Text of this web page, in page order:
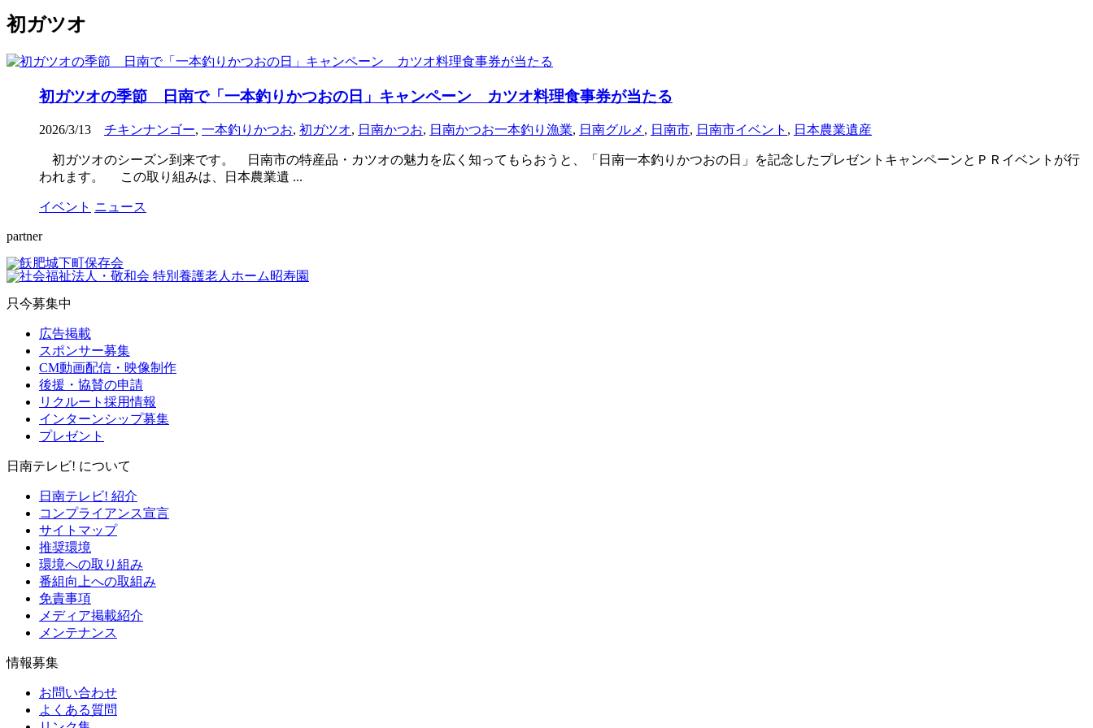
初ガツオ
初ガツオの季節 日南で「一本釣りかつおの日」キャンペーン カツオ料理食事券が当たる
2026/3/13 チキンナンゴー, 一本釣りかつお, 初ガツオ, 日南かつお, 日南かつお一本釣り漁業, 日南グルメ , 日南市, 日南市イベント , 日本農業遺産
初ガツオのシーズン到来です。 日南市の特産品・カツオの魅力を広く知ってもらおうと、「日南一本釣りかつおの日」を記念したプレゼントキャンペーンとＰＲイベントが行
われます。 この取り組みは、日本農業遺 ...
イベント ニュース
partner
只今募集中
広告掲載
スポンサー募集
CM動画配信・映像制作
後援・協賛の申請
リクルート採用情報
インターンシップ募集
プレゼント
日南テレビ! について
日南テレビ! 紹介
コンプライアンス宣言
サイトマップ
推奨環境
環境への取り組み
番組向上への取組み
免責事項
メディア掲載紹介
メンテナンス
情報募集
お問い合わせ
よくある質問